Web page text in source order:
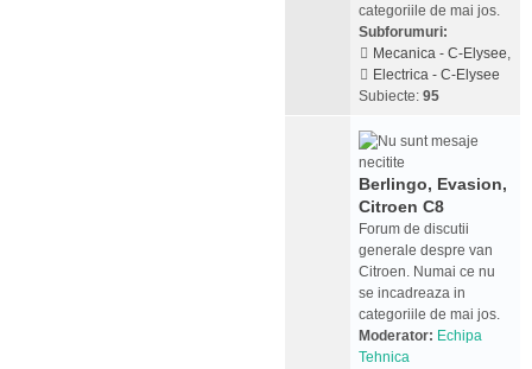
categoriile de mai jos.
Subforumuri:
Mecanica - C-Elysee,
Electrica - C-Elysee
Subiecte: 95
Berlingo, Evasion,
Citroen C8
Forum de discutii
generale despre van
Citroen. Numai ce nu
se incadreaza in
categoriile de mai jos.
Moderator: Echipa
Tehnica